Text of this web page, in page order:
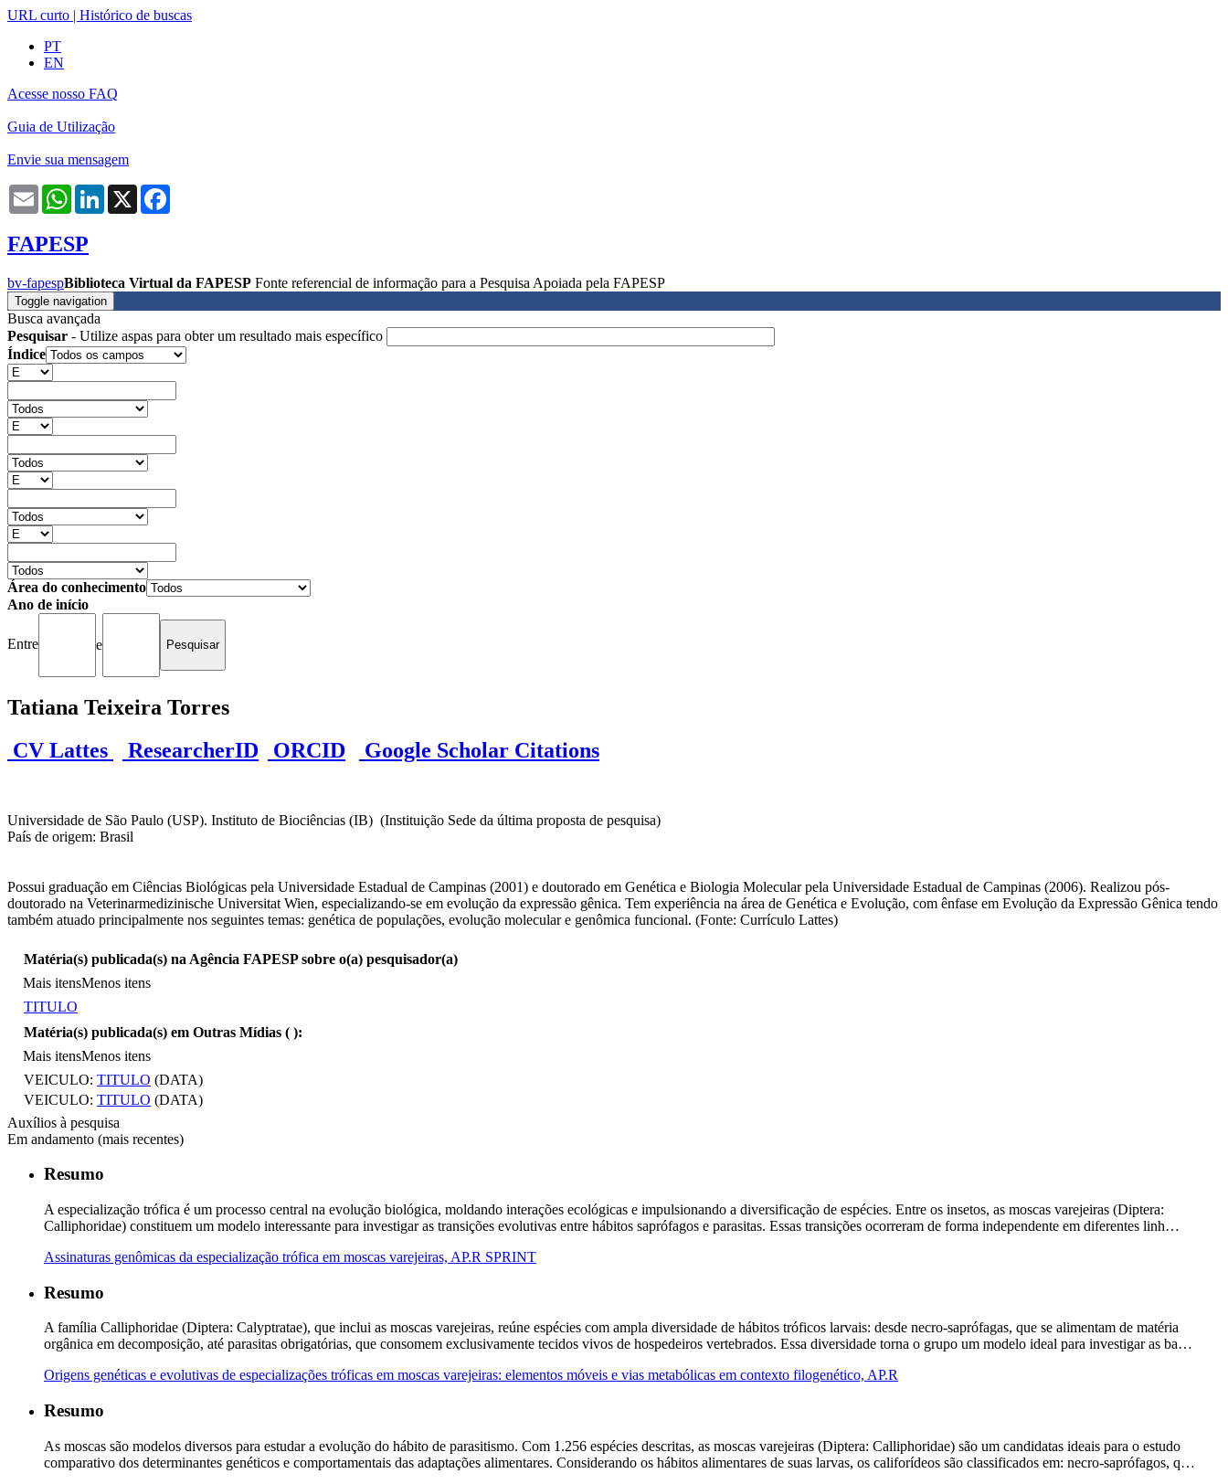
URL curto | Histórico de buscas
PT
EN
Acesse nosso FAQ
Guia de Utilização
Envie sua mensagem
Email WhatsAppLinkedIn
X
FAPESP
bv-fapespBiblioteca Virtual da FAPESP Fonte referencial de informação para a Pesquisa Apoiada pela FAPESP
Toggle navigation
Busca avançada
Pesquisar - Utilize aspas para obter um resultado mais específico
Índice
Área do conhecimento
Ano de início
Entre e
Tatiana Teixeira Torres
CV Lattes
ResearcherID ORCID Google Scholar Citations
Universidade de São Paulo (USP). Instituto de Biociências (IB) (Instituição Sede da última proposta de pesquisa)
País de origem: Brasil
Possui graduação em Ciências Biológicas pela Universidade Estadual de Campinas (2001) e doutorado em Genética e Biologia Molecular pela Universidade Estadual de Campinas (2006). Realizou pós-
doutorado na Veterinarmedizinische Universitat Wien, especializando-se em evolução da expressão gênica. Tem experiência na área de Genética e Evolução, com ênfase em Evolução da Expressão Gênica tendo
também atuado principalmente nos seguintes temas: genética de populações, evolução molecular e genômica funcional. (Fonte: Currículo Lattes)
Matéria(s) publicada(s) na Agência FAPESP sobre o(a) pesquisador(a)
Mais itensMenos itens
TITULO
Matéria(s) publicada(s) em Outras Mídias ( ):
Mais itensMenos itens
VEICULO: TITULO (DATA)
VEICULO: TITULO (DATA)
Auxílios à pesquisa
Em andamento (mais recentes)
Resumo
A especialização trófica é um processo central na evolução biológica, moldando interações ecológicas e impulsionando a diversificação de espécies. Entre os insetos, as moscas varejeiras (Diptera:
Calliphoridae) constituem um modelo interessante para investigar as transições evolutivas entre hábitos saprófagos e parasitas. Essas transições ocorreram de forma independente em diferentes linh…
Assinaturas genômicas da especialização trófica em moscas varejeiras, AP.R SPRINT
Resumo
A família Calliphoridae (Diptera: Calyptratae), que inclui as moscas varejeiras, reúne espécies com ampla diversidade de hábitos tróficos larvais: desde necro-saprófagas, que se alimentam de matéria
orgânica em decomposição, até parasitas obrigatórias, que consomem exclusivamente tecidos vivos de hospedeiros vertebrados. Essa diversidade torna o grupo um modelo ideal para investigar as ba…
Origens genéticas e evolutivas de especializações tróficas em moscas varejeiras: elementos móveis e vias metabólicas em contexto filogenético, AP.R
Resumo
As moscas são modelos diversos para estudar a evolução do hábito de parasitismo. Com 1.256 espécies descritas, as moscas varejeiras (Diptera: Calliphoridae) são um candidatas ideais para o estudo
comparativo dos determinantes genéticos e comportamentais das adaptações alimentares. Considerando os hábitos alimentares de suas larvas, os califorídeos são classificados em: necro-saprófagos, q…